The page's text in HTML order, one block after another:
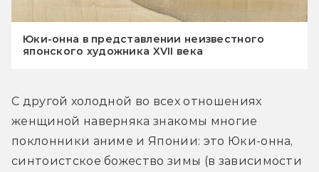
Юки-онна в представлении неизвестного
японского художника XVII века
С другой холодной во всех отношениях
женщиной наверняка знакомы многие
поклонники аниме и Японии: это Юки-онна,
синтоистское божество зимы (в зависимости